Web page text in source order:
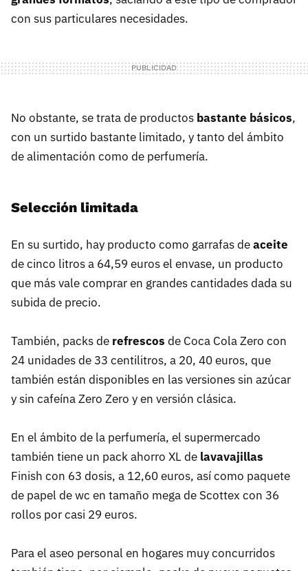
con sus particulares necesidades.
No obstante, se trata de productos bastante básicos,
con un surtido bastante limitado, y tanto del ámbito
de alimentación como de perfumería.
Selección limitada
En su surtido, hay producto como garrafas deaceite
de cinco litros a 64,59 euros el envase, un producto
que más vale comprar en grandes cantidades dada su
subida de precio.
También, packs de refrescos de Coca Cola Zero con
24 unidades de 33 centilitros, a 20, 40 euros, que
también están disponibles en las versiones sin azúcar
y sin cafeína Zero Zero y en versión clásica.
En el ámbito de la perfumería, el supermercado
también tiene un pack ahorro XL de lavavajillas
Finish con 63 dosis, a 12,60 euros, así como paquete
de papel de wc en tamaño mega de Scottex con 36
rollos por casi 29 euros.
Para el aseo personal en hogares muy concurridos